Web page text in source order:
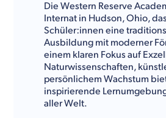
Die Western Reserve
Internat in Hudson, Ohio,
Schüler:innen eine
Ausbildung mit moderner
einem klaren Fokus auf
Naturwissenschaften,
persönlichem Wachstum
inspirierende
aller Welt.